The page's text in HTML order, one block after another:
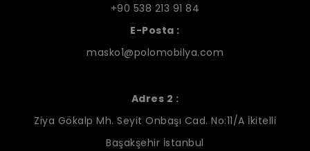
+90 538 213 91 84
E-Posta :
masko1@polomobilya.com
Adres 2 :
Ziya Gökalp Mh. Seyit Onbaşı Cad. No:11/A İkitelli
Başakşehir İstanbul